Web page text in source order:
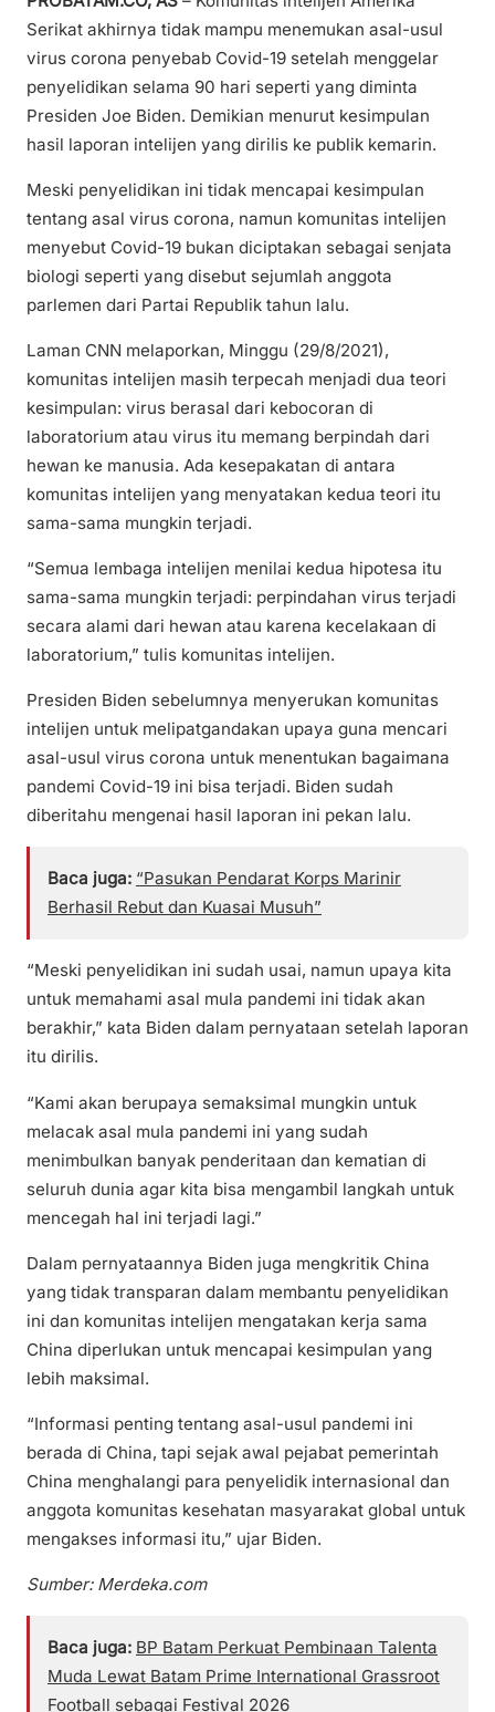
Serikat akhirnya tidak mampu menemukan asal-usul
virus corona penyebab Covid-19 setelah menggelar
penyelidikan selama 90 hari seperti yang diminta
Presiden Joe Biden. Demikian menurut kesimpulan
hasil laporan intelijen yang dirilis ke publik kemarin.
Meski penyelidikan ini tidak mencapai kesimpulan
tentang asal virus corona, namun komunitas intelijen
menyebut Covid-19 bukan diciptakan sebagai senjata
biologi seperti yang disebut sejumlah anggota
parlemen dari Partai Republik tahun lalu.
Laman CNN melaporkan, Minggu (29/8/2021),
komunitas intelijen masih terpecah menjadi dua teori
kesimpulan: virus berasal dari kebocoran di
laboratorium atau virus itu memang berpindah dari
hewan ke manusia. Ada kesepakatan di antara
komunitas intelijen yang menyatakan kedua teori itu
sama-sama mungkin terjadi.
“Semua lembaga intelijen menilai kedua hipotesa itu
sama-sama mungkin terjadi: perpindahan virus terjadi
secara alami dari hewan atau karena kecelakaan di
laboratorium,” tulis komunitas intelijen.
Presiden Biden sebelumnya menyerukan komunitas
intelijen untuk melipatgandakan upaya guna mencari
asal-usul virus corona untuk menentukan bagaimana
pandemi Covid-19 ini bisa terjadi. Biden sudah
diberitahu mengenai hasil laporan ini pekan lalu.
Baca juga: “Pasukan Pendarat Korps Marinir
Berhasil Rebut dan Kuasai Musuh”
“Meski penyelidikan ini sudah usai, namun upaya kita
untuk memahami asal mula pandemi ini tidak akan
berakhir,” kata Biden dalam pernyataan setelah laporan
itu dirilis.
“Kami akan berupaya semaksimal mungkin untuk
melacak asal mula pandemi ini yang sudah
menimbulkan banyak penderitaan dan kematian di
seluruh dunia agar kita bisa mengambil langkah untuk
mencegah hal ini terjadi lagi.”
Dalam pernyataannya Biden juga mengkritik China
yang tidak transparan dalam membantu penyelidikan
ini dan komunitas intelijen mengatakan kerja sama
China diperlukan untuk mencapai kesimpulan yang
lebih maksimal.
“Informasi penting tentang asal-usul pandemi ini
berada di China, tapi sejak awal pejabat pemerintah
China menghalangi para penyelidik internasional dan
anggota komunitas kesehatan masyarakat global untuk
mengakses informasi itu,” ujar Biden.
Sumber: Merdeka.com
Baca juga: BP Batam Perkuat Pembinaan Talenta
Muda Lewat Batam Prime International Grassroot
Football sebagai Festival 2026